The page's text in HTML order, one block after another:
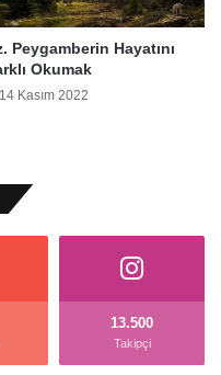
Peygamberin Hayatını
Okumak
14 Kasım 2022
13.500
Takipçi